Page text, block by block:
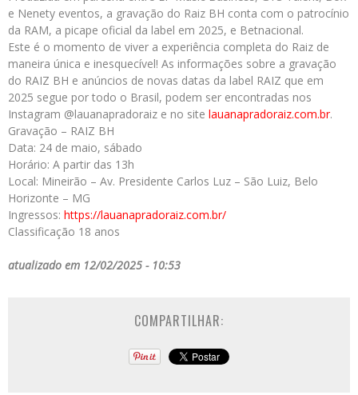
e Nenety eventos, a gravação do Raiz BH conta com o patrocínio
da RAM, a picape oficial da label em 2025, e Betnacional.
Este é o momento de viver a experiência completa do Raiz de
maneira única e inesquecível! As informações sobre a gravação
do RAIZ BH e anúncios de novas datas da label RAIZ que em
2025 segue por todo o Brasil, podem ser encontradas nos
Instagram @lauanapradoraiz e no site lauanapradoraiz.com.br.
Gravação – RAIZ BH
Data: 24 de maio, sábado
Horário: A partir das 13h
Local: Mineirão – Av. Presidente Carlos Luz – São Luiz, Belo
Horizonte – MG
Ingressos: https://lauanapradoraiz.com.br/
Classificação 18 anos
atualizado em 12/02/2025 - 10:53
COMPARTILHAR: